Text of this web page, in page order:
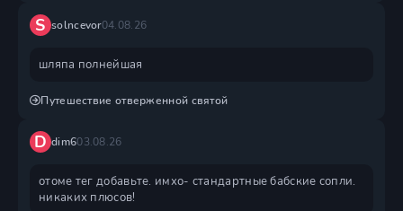
S solncevor04.08.26
шляпа полнейшая
Путешествие отверженной святой
D dim603.08.26
отоме тег добавьте. имхо- стандартные бабские сопли.
никаких плюсов!